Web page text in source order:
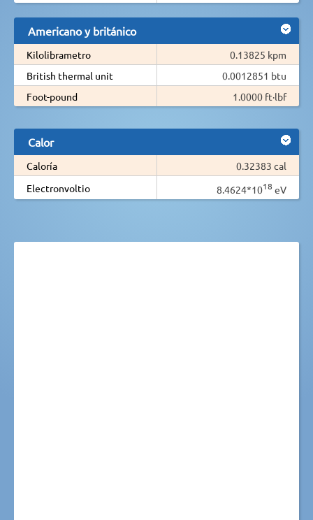
Americano y británico
Kilolibrametro
0.13825 kpm
British thermal unit
0.0012851 btu
Foot-pound
1.0000 ft·lbf
Calor
Caloría
0.32383 cal
Electronvoltio
8.4624*1018 eV